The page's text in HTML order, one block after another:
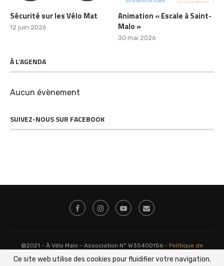
Sécurité sur les Vélo Mat
12 juin 2026
Animation « Escale à Saint-
Malo »
30 mai 2026
À L’AGENDA
Aucun évènement
SUIVEZ-NOUS SUR FACEBOOK
@2021 - À Vélo Malo - Association N° W35400156 - Politique de
Ce site web utilise des cookies pour fluidifier votre navigation.